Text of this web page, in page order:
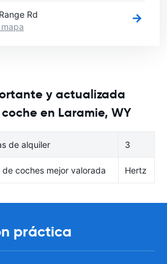
Rd
y actualizada
en Laramie, WY
de alquiler 3
coches mejor valorada Hertz
práctica